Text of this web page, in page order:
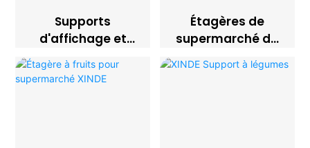
Supports
d'affichage et
supports de
supermarché
Étagères de
supermarché de
présentoir XINDE